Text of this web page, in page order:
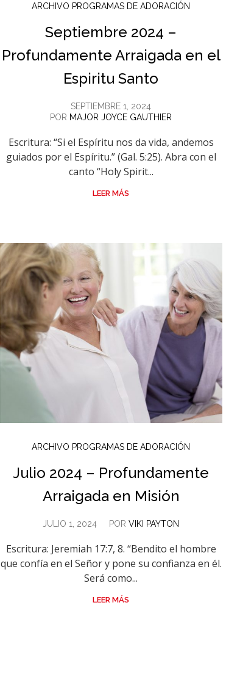
ARCHIVO PROGRAMAS DE ADORACIÓN
Septiembre 2024 –
Profundamente Arraigada en el
Espiritu Santo
SEPTIEMBRE 1, 2024
POR MAJOR JOYCE GAUTHIER
Escritura: “Si el Espíritu nos da vida, andemos
guiados por el Espíritu.” (Gal. 5:25). Abra con el
canto “Holy Spirit...
LEER MÁS
ARCHIVO PROGRAMAS DE ADORACIÓN
Julio 2024 – Profundamente
Arraigada en Misión
JULIO 1, 2024 PORVIKI PAYTON
Escritura: Jeremiah 17:7, 8. “Bendito el hombre
que confía en el Señor y pone su confianza en él.
Será como...
LEER MÁS